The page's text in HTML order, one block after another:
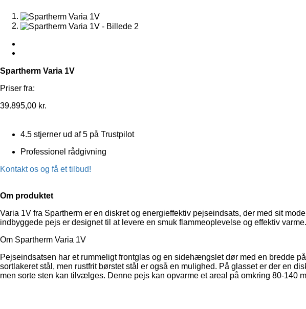
Spartherm Varia 1V
Priser fra:
39.895,00 kr.
4.5 stjerner ud af 5 på Trustpilot
Professionel rådgivning
Kontakt os og få et tilbud!
Om produktet
Varia 1V fra Spartherm er en diskret og energieffektiv pejseindsats, der med sit
indbyggede pejs er designet til at levere en smuk flammeoplevelse og effektiv varme.
Om Spartherm Varia 1V
Pejseindsatsen har et rummeligt frontglas og en sidehængslet dør med en bredde
sortlakeret stål, men rustfrit børstet stål er også en mulighed. På glasset er der en
men sorte sten kan tilvælges. Denne pejs kan opvarme et areal på omkring 80-140